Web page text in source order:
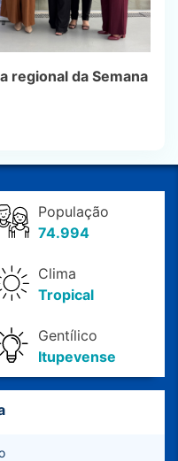
regional da Semana
População
74.994
Clima
Tropical
Gentílico
Itupevense